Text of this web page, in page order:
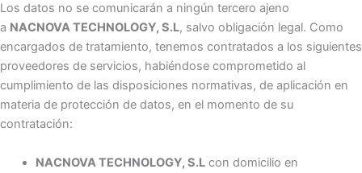
Los datos no se comunicarán a ningún tercero ajeno
a NACNOVA TECHNOLOGY, S.L, salvo obligación legal. Como
encargados de tratamiento, tenemos contratados a los siguientes
proveedores de servicios, habiéndose comprometido al
cumplimiento de las disposiciones normativas, de aplicación en
materia de protección de datos, en el momento de su
contratación:
NACNOVA TECHNOLOGY, S.Lcon domicilio en